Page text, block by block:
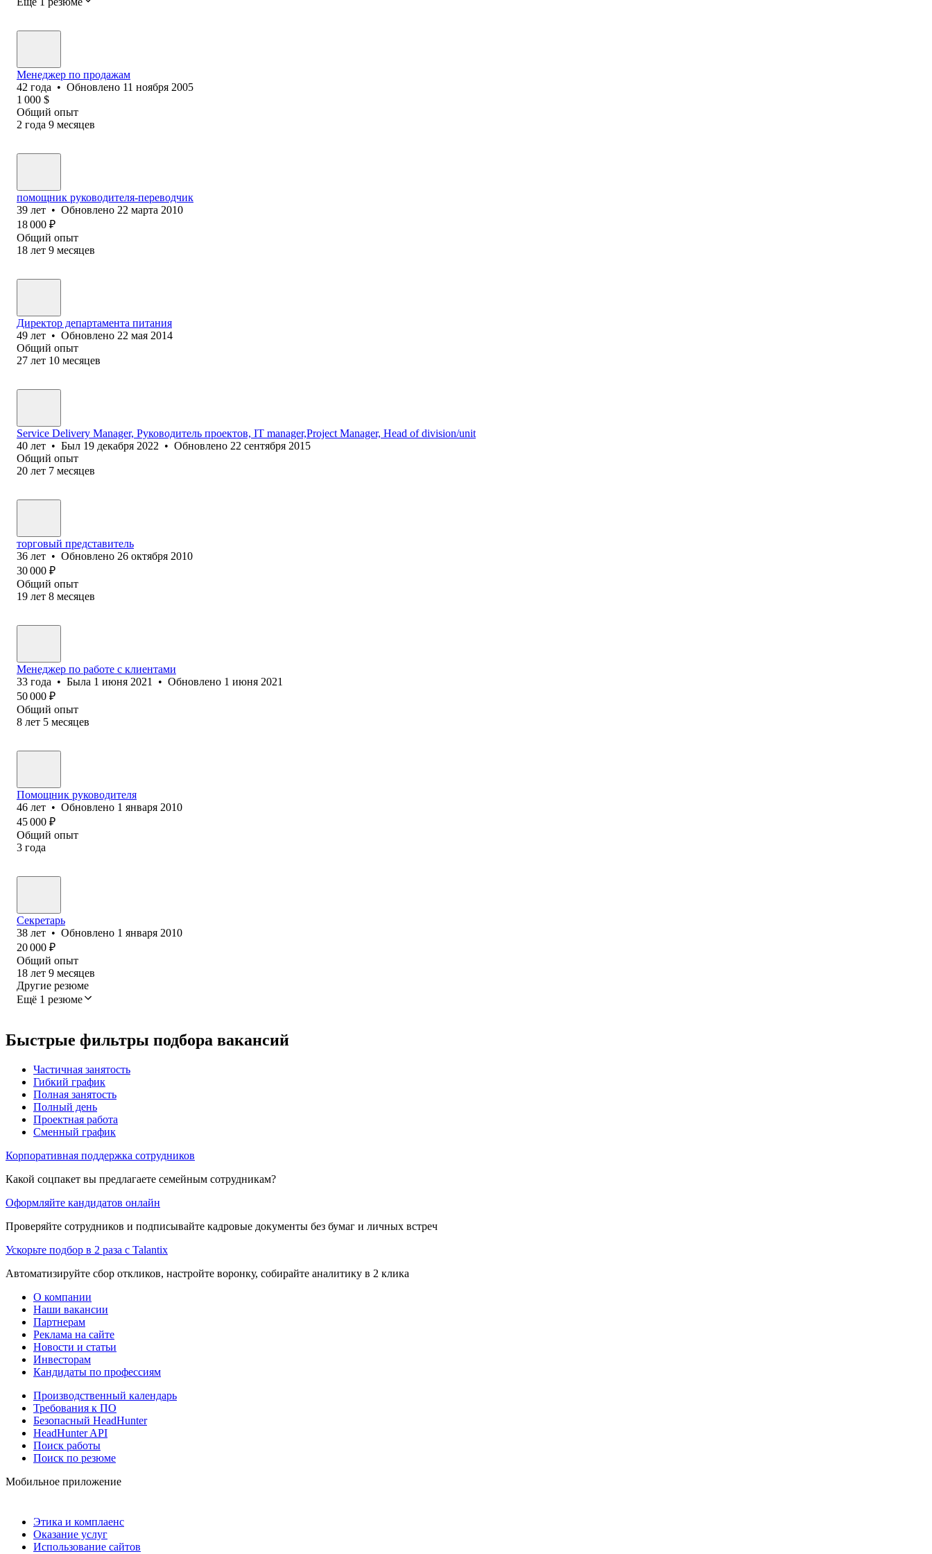
Менеджер по продажам
42 года • Обновлено 11 ноября 2005
1 000 $
Общий опыт
2 года 9 месяцев
помощник руководителя-переводчик
39 лет • Обновлено 22 марта 2010
18 000 ₽
Общий опыт
18 лет 9 месяцев
Директор департамента питания
49 лет • Обновлено 22 мая 2014
Общий опыт
27 лет 10 месяцев
Service Delivery Manager, Руководитель проектов, IT manager,Project Manager, Head of division/unit
40 лет • Был 19 декабря 2022 • Обновлено 22 сентября 2015
Общий опыт
20 лет 7 месяцев
торговый представитель
36 лет • Обновлено 26 октября 2010
30 000 ₽
Общий опыт
19 лет 8 месяцев
Менеджер по работе с клиентами
33 года • Была 1 июня 2021 • Обновлено 1 июня 2021
50 000 ₽
Общий опыт
8 лет 5 месяцев
Помощник руководителя
46 лет • Обновлено 1 января 2010
45 000 ₽
Общий опыт
3 года
Секретарь
38 лет • Обновлено 1 января 2010
20 000 ₽
Общий опыт
18 лет 9 месяцев
Другие резюме
Ещё 1 резюме
Быстрые фильтры подбора вакансий
Частичная занятость
Гибкий график
Полная занятость
Полный день
Проектная работа
Сменный график
Корпоративная поддержка сотрудников
Какой соцпакет вы предлагаете семейным сотрудникам?
Оформляйте кандидатов онлайн
Проверяйте сотрудников и подписывайте кадровые документы без бумаг и личных встреч
Ускорьте подбор в 2 раза с Talantix
Автоматизируйте сбор откликов, настройте воронку, собирайте аналитику в 2 клика
О компании
Наши вакансии
Партнерам
Реклама на сайте
Новости и статьи
Инвесторам
Кандидаты по профессиям
Производственный календарь
Требования к ПО
Безопасный HeadHunter
HeadHunter API
Поиск работы
Поиск по резюме
Мобильное приложение
Этика и комплаенс
Оказание услуг
Использование сайтов